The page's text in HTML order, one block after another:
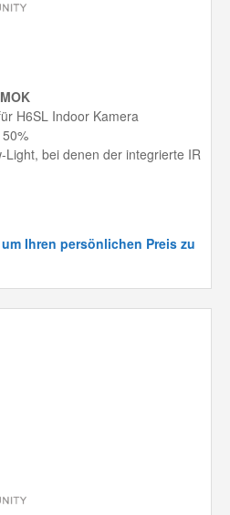
H6SL Indoor Kamera
Light, bei denen der integrierte IR
Ihren persönlichen Preis zu